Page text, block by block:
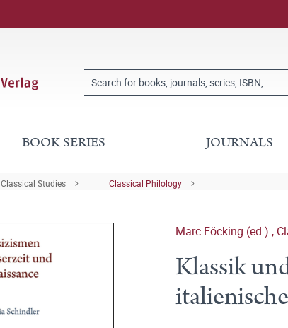
BOOK SERIES JOURNALS
Classical Studies Classical Philology
Marc Föcking (ed.) ,
Klassik